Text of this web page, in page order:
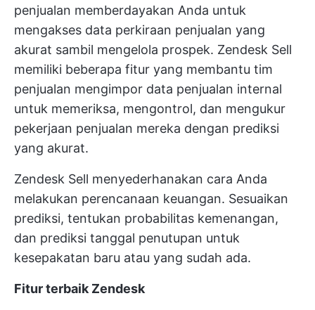
penjualan memberdayakan Anda untuk
mengakses data perkiraan penjualan yang
akurat sambil mengelola prospek. Zendesk Sell
memiliki beberapa fitur yang membantu tim
penjualan mengimpor data penjualan internal
untuk memeriksa, mengontrol, dan mengukur
pekerjaan penjualan mereka dengan prediksi
yang akurat.
Zendesk Sell menyederhanakan cara Anda
melakukan perencanaan keuangan. Sesuaikan
prediksi, tentukan probabilitas kemenangan,
dan prediksi tanggal penutupan untuk
kesepakatan baru atau yang sudah ada.
Fitur terbaik Zendesk